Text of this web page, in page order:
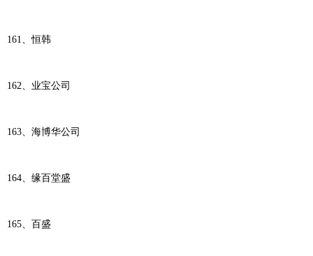
161、恒韩
162、业宝公司
163、海博华公司
164、缘百堂盛
165、百盛